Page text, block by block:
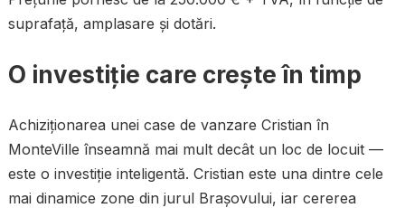
suprafață, amplasare și dotări.
O investiție care crește în timp
Achiziționarea unei case de vanzare Cristian în
MonteVille înseamnă mai mult decât un loc de locuit —
este o investiție inteligentă. Cristian este una dintre cele
mai dinamice zone din jurul Brașovului, iar cererea